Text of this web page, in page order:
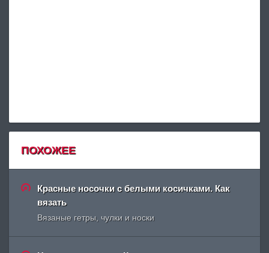
ПОХОЖЕЕ
Красные носочки с белыми косичками. Как
вязать
Вязаные гетры, чулки и носки